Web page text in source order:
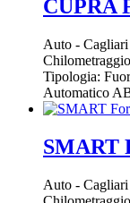
CUPRA
Auto -
Tipologia:
Automatico
SMART
Auto -